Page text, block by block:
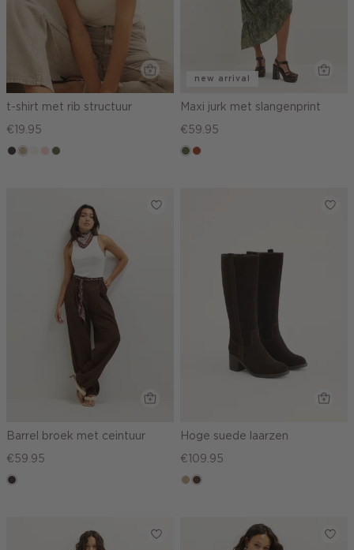
t-shirt met rib structuur
€19.95
choco
zand
pinkgroen,
new arrival
Maxi jurk met slangenprint
€59.95
groen,
bruin
Barrel broek met ceintuur
€59.95
koffie
Hoge suede laarzen
€109.95
zanddonkerbruin